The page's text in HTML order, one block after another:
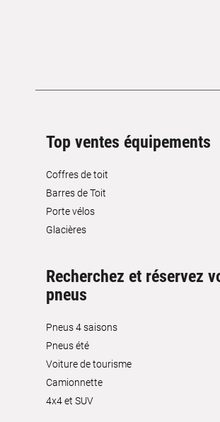
Top ventes équipements
Coffres de toit
Barres de Toit
Porte vélos
Glacières
Recherchez et réservez
pneus
Pneus 4 saisons
Pneus été
Voiture de tourisme
Camionnette
4x4 et SUV